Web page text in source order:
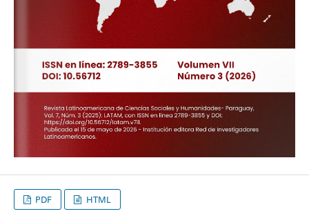
PDF HTML